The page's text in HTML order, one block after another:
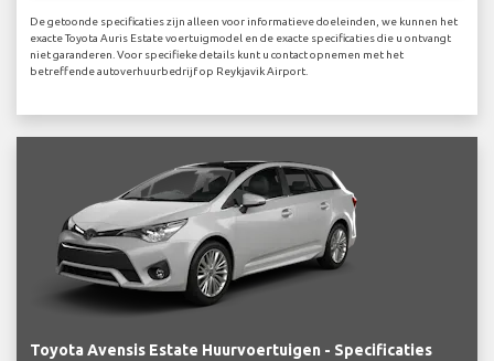
De getoonde specificaties zijn alleen voor informatieve doeleinden, we kunnen het
exacte Toyota Auris Estate voertuigmodel en de exacte specificaties die u ontvangt
niet garanderen. Voor specifieke details kunt u contact opnemen met het
betreffende autoverhuurbedrijf op Reykjavik Airport.
Toyota Avensis Estate Huurvoertuigen - Specificaties